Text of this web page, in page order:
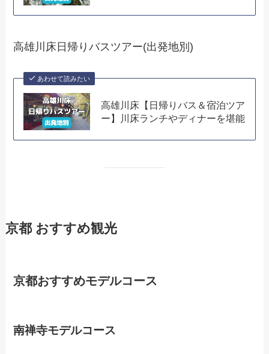
高雄川床日帰りバスツアー(出発地別)
あわせて読みたい
高雄川床【日帰りバス＆宿泊ツア
ー】川床ランチやディナーを堪能
京都 おすすめ観光
京都おすすめモデルコース
南禅寺モデルコース